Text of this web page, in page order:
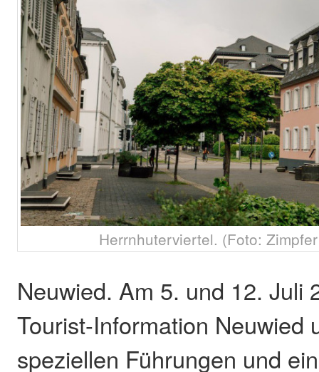
Herrnhuterviertel. (Foto:
Neuwied. Am 5. und 12. Juli
Tourist-Information Neuwied
speziellen Führungen und